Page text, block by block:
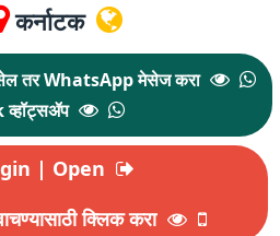
कर्नाटक
तर WhatsApp मेसेज करा
व्हॉट्सॲप
| Open
क्लिक करा